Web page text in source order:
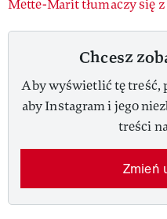
Mette-Marit tłumaczy się
Chcesz
Aby wyświetlić tę treść,
aby Instagram i jego
treści
Zmień